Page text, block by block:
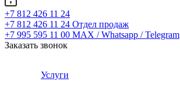
+7 812 426 11 24
+7 812 426 11 24 Отдел продаж
+7 995 595 11 00 MAX / Whatsapp / Telegram
Заказать звонок
Услуги